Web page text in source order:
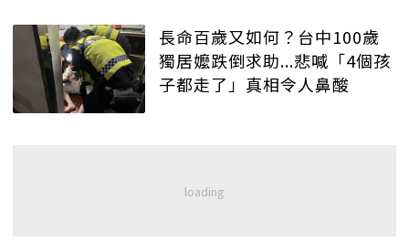
長命百歲又如何？台中100歲
獨居嬤跌倒求助...悲喊「4個孩
子都走了」真相令人鼻酸